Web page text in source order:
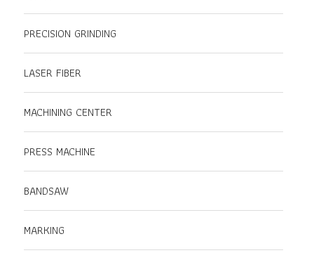
PRECISION GRINDING
LASER FIBER
MACHINING CENTER
PRESS MACHINE
BANDSAW
MARKING